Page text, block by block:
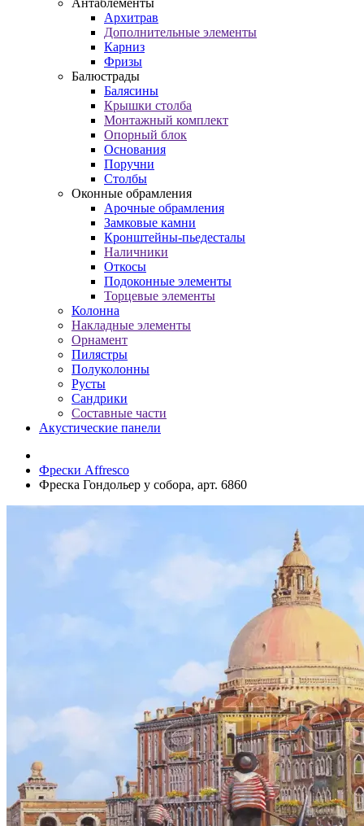
Антаблементы
Архитрав
Дополнительные элементы
Карниз
Фризы
Балюстрады
Балясины
Крышки столба
Монтажный комплект
Опорный блок
Основания
Поручни
Столбы
Оконные обрамления
Арочные обрамления
Замковые камни
Кронштейны-пьедесталы
Наличники
Откосы
Подоконные элементы
Торцевые элементы
Колонна
Накладные элементы
Орнамент
Пилястры
Полуколонны
Русты
Сандрики
Составные части
Акустические панели
Фрески Affresco
Фреска Гондольер у собора, арт. 6860